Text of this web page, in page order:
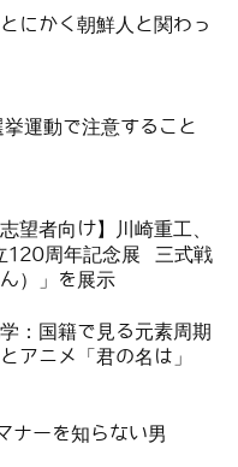
にかく朝鮮人と関わっ
挙運動で注意すること
望者向け】川崎重工、
120周年記念展 三式戦
）」を展示
：国籍で見る元素周期
アニメ「君の名は」
ーを知らない男